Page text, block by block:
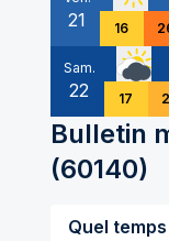
21 16
Sam.
22 17
Bulletin
(60140)
Quel